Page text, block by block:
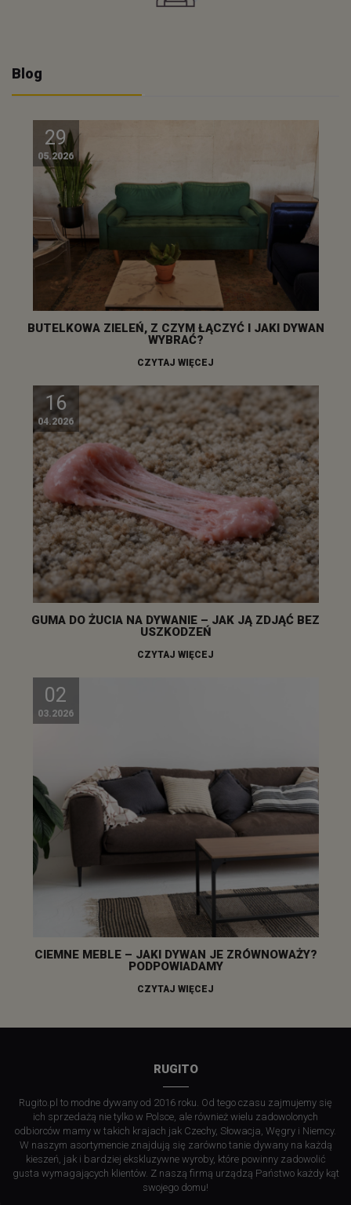
Blog
29
05.2026
BUTELKOWA ZIELEŃ, Z CZYM ŁĄCZYĆ I JAKI DYWAN
WYBRAĆ?
CZYTAJ WIĘCEJ
16
04.2026
GUMA DO ŻUCIA NA DYWANIE – JAK JĄ ZDJĄĆ BEZ
USZKODZEŃ
CZYTAJ WIĘCEJ
02
03.2026
CIEMNE MEBLE – JAKI DYWAN JE ZRÓWNOWAŻY?
PODPOWIADAMY
CZYTAJ WIĘCEJ
RUGITO
Rugito.pl to modne dywany od 2016 roku. Od tego czasu zajmujemy się
ich sprzedażą nie tylko w Polsce, ale również wielu zadowolonych
odbiorców mamy w takich krajach jak Czechy, Słowacja, Węgry i Niemcy.
W naszym asortymencie znajdują się zarówno tanie dywany na każdą
kieszeń, jak i bardziej ekskluzywne wyroby, które powinny zadowolić
gusta wymagających klientów. Z naszą firmą urządzą Państwo każdy kąt
swojego domu!